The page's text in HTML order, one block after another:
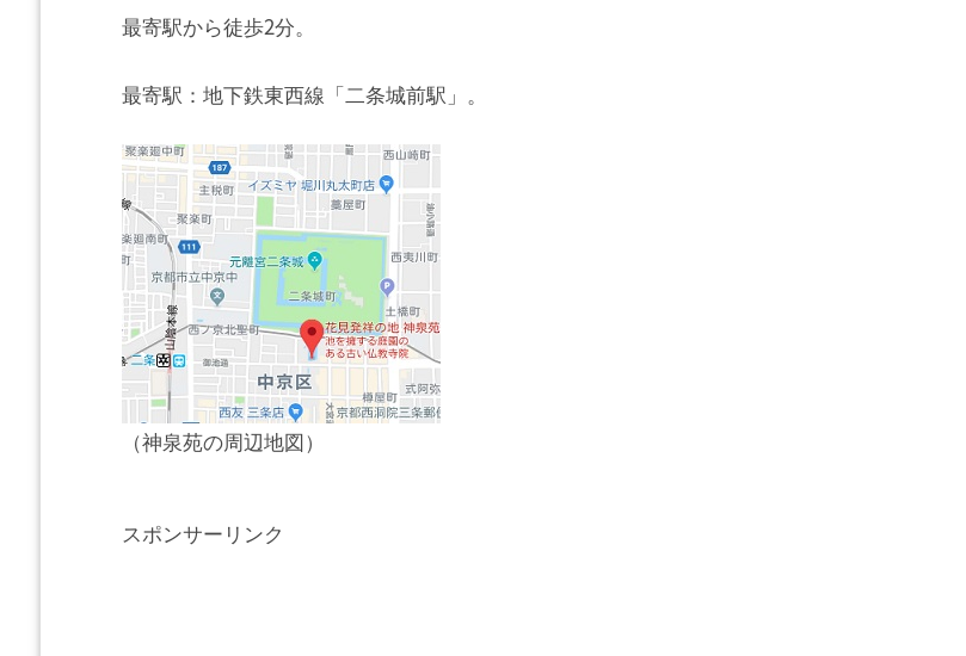
最寄駅から徒歩2分。
最寄駅：地下鉄東西線「二条城前駅」。
（神泉苑の周辺地図）
スポンサーリンク